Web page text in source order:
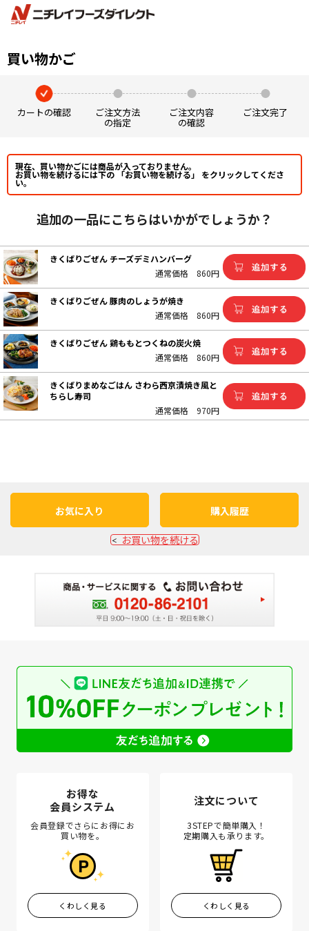
買い物かご
カートの確認 ご注文方法
の指定
ご注文内容
の確認
ご注文完了
現在、買い物かごには商品が入っておりません。
お買い物を続けるには下の 「お買い物を続ける」 をクリックしてくださ
い。
追加の一品にこちらはいかがでしょうか？
きくばりごぜん チーズデミハンバーグ
通常価格 860円
きくばりごぜん 豚肉のしょうが焼き
通常価格 860円
きくばりごぜん 鶏ももとつくねの炭火焼
通常価格 860円
きくばりまめなごはん さわら西京漬焼き風と
ちらし寿司
通常価格 970円
お気に入り 購入履歴
お得な
会員システム
会員登録でさらにお得にお
買い物を。
くわしく見る
注文について
3STEPで簡単購入！
定期購入も承ります。
くわしく見る